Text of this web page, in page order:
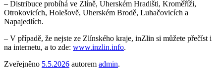
– Distribuce probíhá ve Zlíně, Uherském Hradišti, Kroměříži,
Otrokovicích, Holešově, Uherském Brodě, Luhačovicích a
Napajedlích.
– V případě, že nejste ze Zlínského kraje, inZlin si můžete přečíst i
na internetu, a to zde: www.inzlin.info.
Zveřejněno 5.5.2026 autorem admin.